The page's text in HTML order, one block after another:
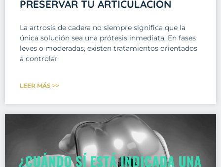
PRESERVAR TU ARTICULACIÓN
La artrosis de cadera no siempre significa que la
única solución sea una prótesis inmediata. En fases
leves o moderadas, existen tratamientos orientados
a controlar
LEER MÁS >>